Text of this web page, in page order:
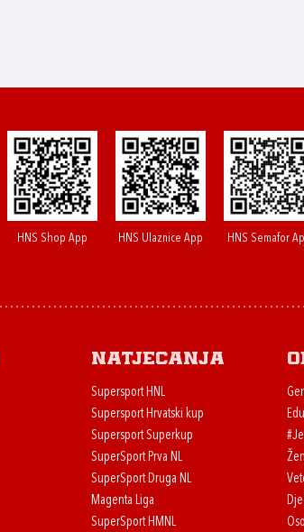
HNS Shop App HNS Ulaznice App HNS Semafor
Natjecanja
Supersport HNL
Supersport Hrvatski kup
Supersport Superkup
SuperSport Prva NL
SuperSport Druga NL
Magenta Liga
SuperSport HMNL